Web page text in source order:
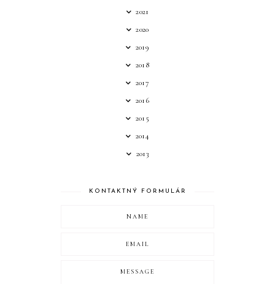
2021
2020
2019
2018
2017
2016
2015
2014
2013
KONTAKTNÝ FORMULÁR